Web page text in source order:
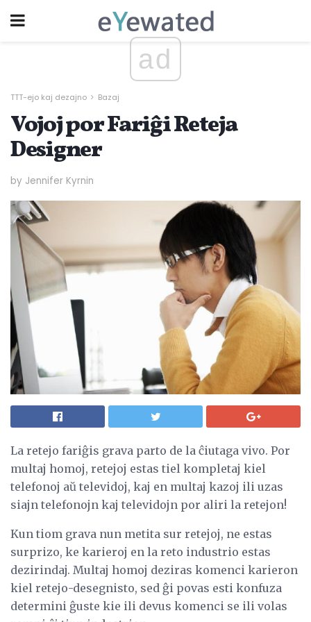
ad
TTT-ejo kaj dezajno Bazaj
Vojoj por Fariĝi Reteja
Designer
by Jennifer Kyrnin
La retejo fariĝis grava parto de la ĉiutaga vivo. Por
multaj homoj, retejoj estas tiel kompletaj kiel
telefonoj aŭ televidoj, kaj en multaj kazoj ili uzas
siajn telefonojn kaj televidojn por aliri la retejon!
Kun tiom grava nun metita sur retejoj, ne estas
surprizo, ke karieroj en la reto industrio estas
dezirindaj. Multaj homoj deziras komenci karieron
kiel retejo-desegnisto, sed ĝi povas esti konfuza
determini ĝuste kie ili devus komenci se ili volas